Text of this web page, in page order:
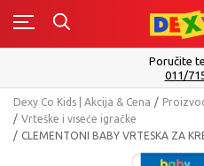
0
Poručite
011/
Dexy Co Kids | Akcija & Cena
Vrteške i viseće igračke
CLEMENTONI BABY VRTESKA ZA